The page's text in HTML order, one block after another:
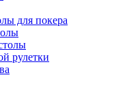
для покера
рулетки